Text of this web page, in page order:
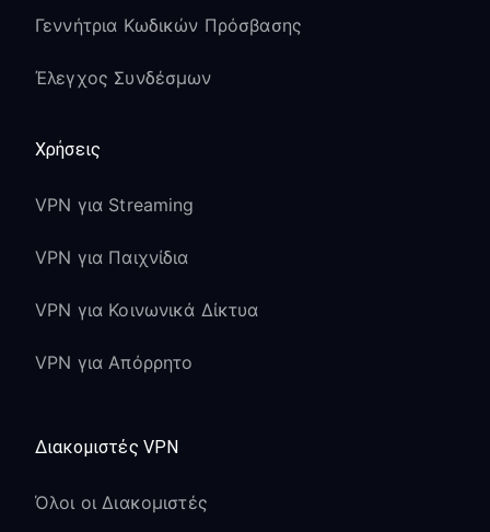
Γεννήτρια Κωδικών Πρόσβασης
Έλεγχος Συνδέσμων
Χρήσεις
VPN για Streaming
VPN για Παιχνίδια
VPN για Κοινωνικά Δίκτυα
VPN για Απόρρητο
Διακομιστές VPN
Όλοι οι Διακομιστές